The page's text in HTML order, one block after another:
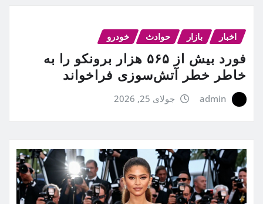
اخبار بازار حوادث خودرو
فورد بیش از ۵۶۵ هزار برونکو را به
خاطر خطر آتش‌سوزی فراخواند
admin جولای 25, 2026